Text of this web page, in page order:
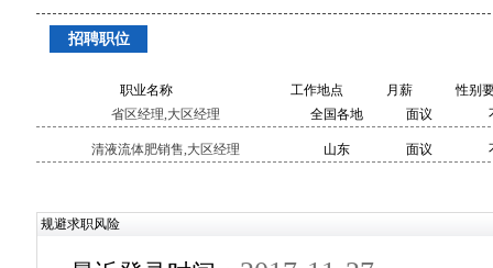
招聘职位
职业名称 工作地点 月薪
性别
省区经理,大区经理
全国各地 面议
清液流体肥销售,大区经理 山东 面议
规避求职风险